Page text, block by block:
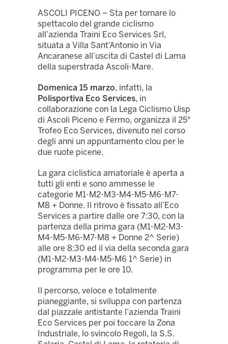
ASCOLI PICENO – Sta per tornare lo
spettacolo del grande ciclismo
all’azienda Traini Eco Services Srl,
situata a Villa Sant’Antonio in Via
Ancaranese all’uscita di Castel di Lama
della superstrada Ascoli-Mare.
Domenica 15 marzo, infatti, la
Polisportiva Eco Services, in
collaborazione con la Lega Ciclismo Uisp
di Ascoli Piceno e Fermo, organizza il 25°
Trofeo Eco Services, divenuto nel corso
degli anni un appuntamento clou per le
due ruote picene.
La gara ciclistica amatoriale è aperta a
tutti gli enti e sono ammesse le
categorie M1-M2-M3-M4-M5-M6-M7-
M8 + Donne. Il ritrovo è fissato all’Eco
Services a partire dalle ore 7:30, con la
partenza della prima gara (M1-M2-M3-
M4-M5-M6-M7-M8 + Donne 2^ Serie)
alle ore 8:30 ed il via della seconda gara
(M1-M2-M3-M4-M5-M6 1^ Serie) in
programma per le ore 10.
Il percorso, veloce e totalmente
pianeggiante, si sviluppa con partenza
dal piazzale antistante l’azienda Traini
Eco Services per poi toccare la Zona
Industriale, lo svincolo Regoli, la S.S.